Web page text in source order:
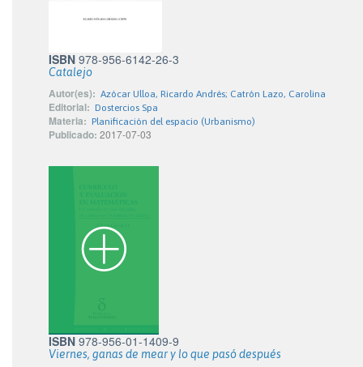
ISBN 978-956-6142-26-3
Catalejo
Autor(es): Azócar Ulloa, Ricardo Andrés; Catrón Lazo, Carolina
Editorial: Dostercios Spa
Materia: Planificación del espacio (Urbanismo)
Publicado: 2017-07-03
ISBN 978-956-01-1409-9
Viernes, ganas de mear y lo que pasó después